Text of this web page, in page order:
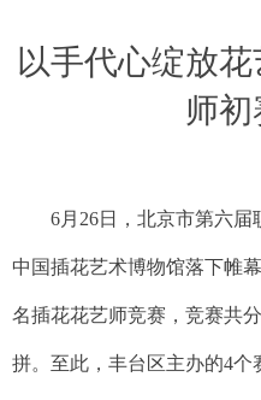
以手代心绽放
师初
6月26日，北京市第六
中国插花艺术博物馆落下帷
名插花花艺师竞赛，竞赛共
拼。至此，丰台区主办的4个